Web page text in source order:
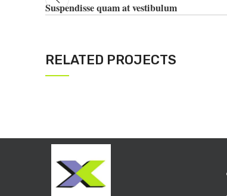
Suspendisse quam at vestibulum
RELATED PROJECTS